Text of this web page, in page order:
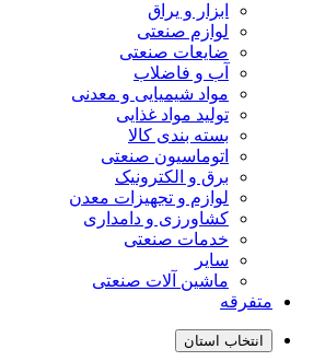
ابزار و یراق
لوازم صنعتی
ضایعات صنعتی
آب و فاضلاب
مواد شیمیایی و معدنی
تولید مواد غذایی
بسته بندی کالا
اتوماسیون صنعتی
برق و الکترونیک
لوازم و تجهیزات معدن
کشاورزی و دامداری
خدمات صنعتی
سایر
ماشین آلات صنعتی
متفرقه
انتخاب استان